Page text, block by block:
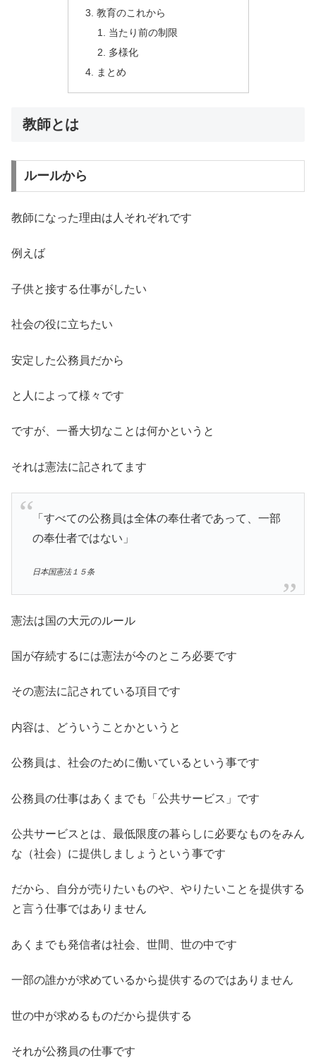
教育のこれから
当たり前の制限
多様化
まとめ
教師とは
ルールから
教師になった理由は人それぞれです
例えば
子供と接する仕事がしたい
社会の役に立ちたい
安定した公務員だから
と人によって様々です
ですが、一番大切なことは何かというと
それは憲法に記されてます
「すべての公務員は全体の奉仕者であって、一部
の奉仕者ではない」
日本国憲法１５条
憲法は国の大元のルール
国が存続するには憲法が今のところ必要です
その憲法に記されている項目です
内容は、どういうことかというと
公務員は、社会のために働いているという事です
公務員の仕事はあくまでも「公共サービス」です
公共サービスとは、最低限度の暮らしに必要なものをみん
な（社会）に提供しましょうという事です
だから、自分が売りたいものや、やりたいことを提供する
と言う仕事ではありません
あくまでも発信者は社会、世間、世の中です
一部の誰かが求めているから提供するのではありません
世の中が求めるものだから提供する
それが公務員の仕事です